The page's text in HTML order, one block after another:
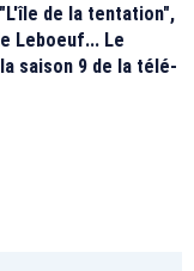
de la tentation",
Leboeuf... Le
saison 9 de la télé-